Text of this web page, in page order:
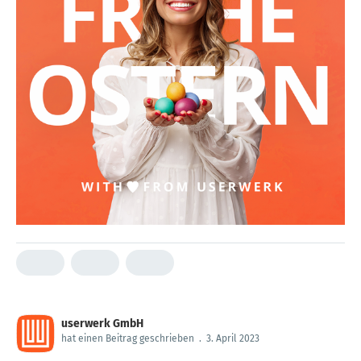
userwerk GmbH
hat einen Beitrag geschrieben . 3. April 2023